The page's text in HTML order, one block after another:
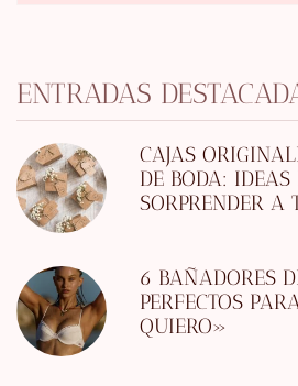
ENTRADAS
CAJAS
DE BODA: IDEAS
SORPRENDER A
6 BAÑADORES
PERFECTOS
QUIERO»